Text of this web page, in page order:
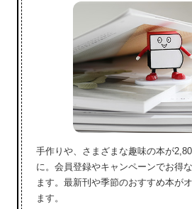
手作りや、さまざまな趣味の本が
に。会員登録やキャンペーンでお得
ます。最新刊や季節のおすすめ本が
ます。